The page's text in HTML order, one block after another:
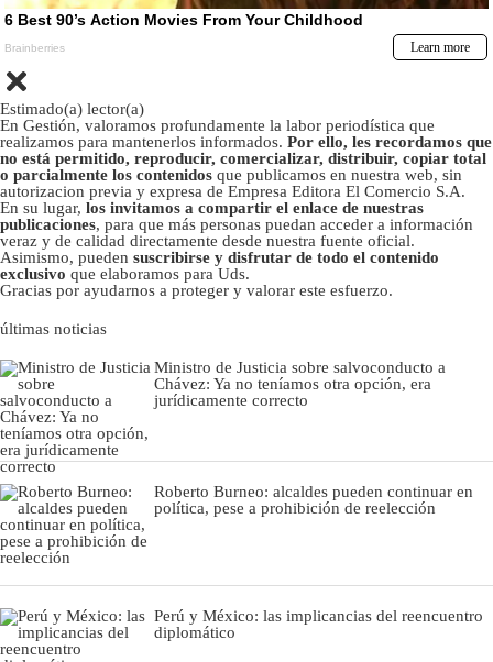
Estimado(a) lector(a)
En Gestión, valoramos profundamente la labor periodística que
realizamos para mantenerlos informados. Por ello, les recordamos que
no está permitido, reproducir, comercializar, distribuir, copiar total
o parcialmente los contenidos que publicamos en nuestra web, sin
autorizacion previa y expresa de Empresa Editora El Comercio S.A.
En su lugar, los invitamos a compartir el enlace de nuestras
publicaciones, para que más personas puedan acceder a información
veraz y de calidad directamente desde nuestra fuente oficial.
Asimismo, pueden suscribirse y disfrutar de todo el contenido
exclusivo que elaboramos para Uds.
Gracias por ayudarnos a proteger y valorar este esfuerzo.
últimas noticias
Ministro de Justicia sobre salvoconducto a
Chávez: Ya no teníamos otra opción, era
jurídicamente correcto
Roberto Burneo: alcaldes pueden continuar en
política, pese a prohibición de reelección
Perú y México: las implicancias del reencuentro
diplomático